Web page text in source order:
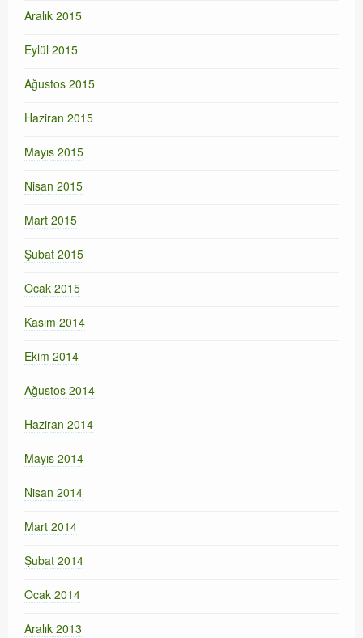
Aralık 2015
Eylül 2015
Ağustos 2015
Haziran 2015
Mayıs 2015
Nisan 2015
Mart 2015
Şubat 2015
Ocak 2015
Kasım 2014
Ekim 2014
Ağustos 2014
Haziran 2014
Mayıs 2014
Nisan 2014
Mart 2014
Şubat 2014
Ocak 2014
Aralık 2013